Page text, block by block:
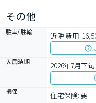
その他
駐車/駐輪 近隣 費用:
入居時期
2026年7月下旬
損保
住宅保険: 要